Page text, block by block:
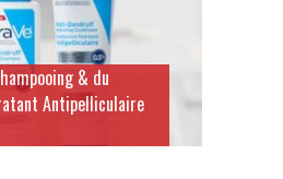
& du
Antipelliculaire